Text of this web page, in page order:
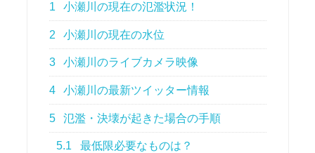
1 小瀬川の現在の氾濫状況！
2 小瀬川の現在の水位
3 小瀬川のライブカメラ映像
4 小瀬川の最新ツイッター情報
5 氾濫・決壊が起きた場合の手順
5.1 最低限必要なものは？